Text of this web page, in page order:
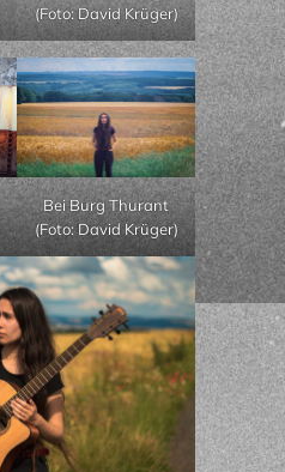
(Foto: David Krüger)
Bei Burg Thurant
(Foto: David Krüger)